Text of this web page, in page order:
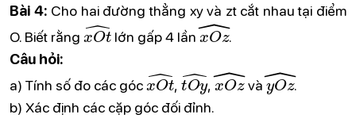
Bài 4: Cho hai đường thẳng xy và zt cắt nhau tại điểm
O. Biết rằng
xOt
lớn gấp 4 lần
xOz^
.
Câu hỏi:
a) Tính số đo các góc
xOt
,
tOy ^
,
xOz^
và
yOz^
.
b) Xác định các cặp góc đối đỉnh.